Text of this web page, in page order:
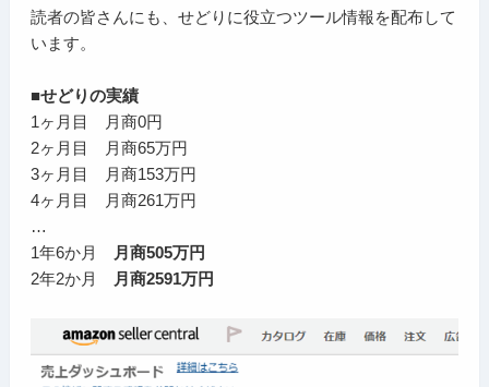
読者の皆さんにも、せどりに役立つツール情報を配布して
います。
■せどりの実績
1ヶ月目 月商0円
2ヶ月目 月商65万円
3ヶ月目 月商153万円
4ヶ月目 月商261万円
…
1年6か月
月商505万円
2年2か月
月商2591万円